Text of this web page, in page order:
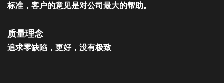
标准，客户的意见是对公司最大的帮助。
质量理念
追求零缺陷，更好，没有极致